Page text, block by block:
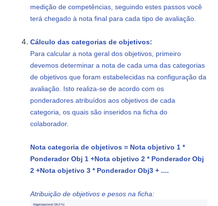
medição de competências, seguindo estes passos você
terá chegado à nota final para cada tipo de avaliação.
Cálculo das categorias de objetivos:
Para calcular a nota geral dos objetivos, primeiro
devemos determinar a nota de cada uma das categorias
de objetivos que foram estabelecidas na configuração da
avaliação. Isto realiza-se de acordo com os
ponderadores atribuídos aos objetivos de cada
categoria, os quais são inseridos na ficha do
colaborador.
Nota categoria de objetivos = Nota objetivo 1 *
Ponderador Obj 1 +Nota objetivo 2 * Ponderador Obj
2 +Nota objetivo 3 * Ponderador Obj3 + ....
Atribuição de objetivos e pesos na ficha: